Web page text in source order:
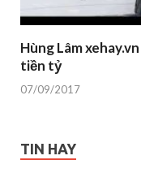
Hùng Lâm
tiền tỷ
07/09/2017
TIN HAY